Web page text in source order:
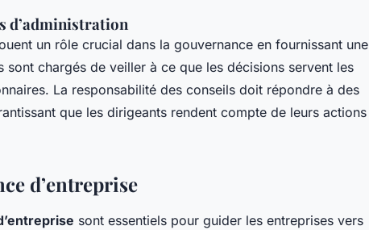
d’administration
un rôle crucial dans la gouvernance en fournissant une
sont chargés de veiller à ce que les décisions servent les
La responsabilité des conseils doit répondre à des
que les dirigeants rendent compte de leurs actions
d’entreprise
sont essentiels pour guider les entreprises vers